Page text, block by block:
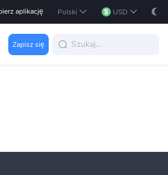
aplikację Polski USD
Zapisz się